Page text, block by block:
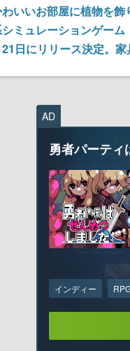
いいお部屋に植物を飾
シミュレーションゲー
21日にリリース決定。
てカンペキな場所に植
AD
勇者パーティ
インディー